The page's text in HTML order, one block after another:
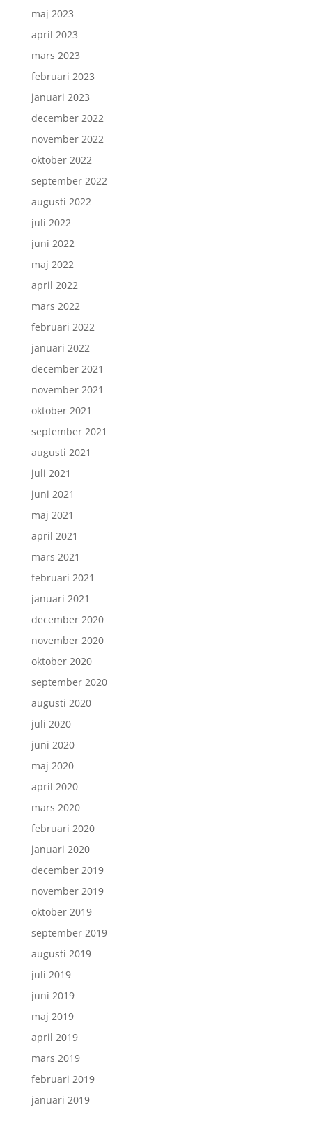
maj 2023
april 2023
mars 2023
februari 2023
januari 2023
december 2022
november 2022
oktober 2022
september 2022
augusti 2022
juli 2022
juni 2022
maj 2022
april 2022
mars 2022
februari 2022
januari 2022
december 2021
november 2021
oktober 2021
september 2021
augusti 2021
juli 2021
juni 2021
maj 2021
april 2021
mars 2021
februari 2021
januari 2021
december 2020
november 2020
oktober 2020
september 2020
augusti 2020
juli 2020
juni 2020
maj 2020
april 2020
mars 2020
februari 2020
januari 2020
december 2019
november 2019
oktober 2019
september 2019
augusti 2019
juli 2019
juni 2019
maj 2019
april 2019
mars 2019
februari 2019
januari 2019